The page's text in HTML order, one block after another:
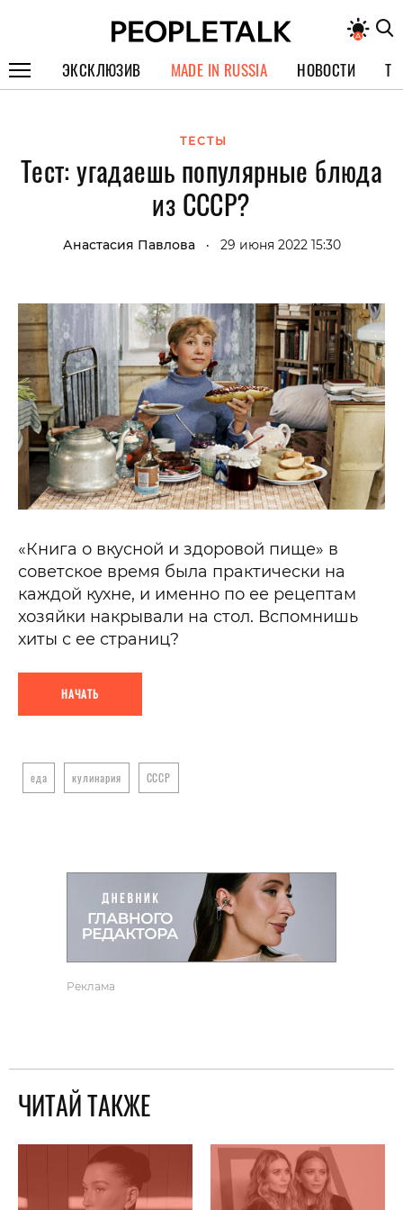
ЭКСКЛЮЗИВ
ИНТЕРВЬЮ
ПОКОЛЕНИЕ
MADE IN RUSSIA НОВОСТИ
ТЕСТЫ
Тест: угадаешь популярные блюда
из СССР?
Анастасия Павлова • 29 июня 2022 15:30
«Книга о вкусной и здоровой пище» в
советское время была практически на
каждой кухне, и именно по ее рецептам
хозяйки накрывали на стол. Вспомнишь
хиты с ее страниц?
НАЧАТЬ
еда кулинария СССР
Реклама
ЧИТАЙ ТАКЖЕ